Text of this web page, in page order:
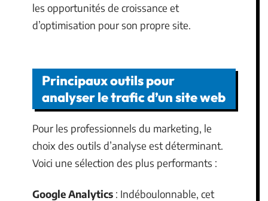
les opportunités de croissance et
d’optimisation pour son propre site.
Principaux outils pour
analyser le trafic d’un site web
Pour les professionnels du marketing, le
choix des outils d’analyse est déterminant.
Voici une sélection des plus performants :
Google Analytics : Indéboulonnable, cet